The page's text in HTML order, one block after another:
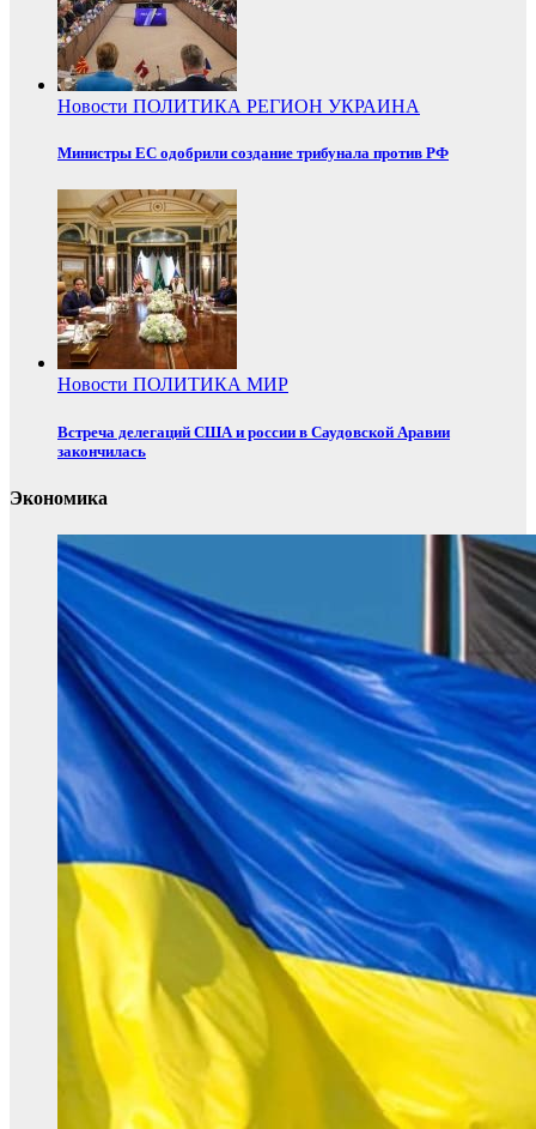
Новости ПОЛИТИКА РЕГИОН УКРАИНА
Министры ЕС одобрили создание трибунала против РФ
Новости ПОЛИТИКА МИР
Встреча делегаций США и россии в Саудовской Аравии
закончилась
Экономика